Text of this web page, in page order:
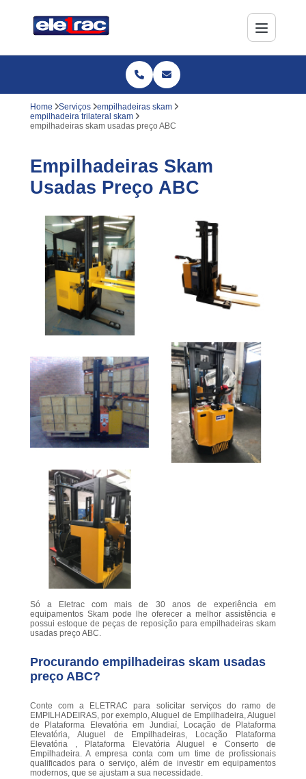
Home Serviços
empilhadeiras skam
empilhadeira trilateral skam
empilhadeiras skam usadas preço ABC
Empilhadeiras Skam
Usadas Preço ABC
Só a Eletrac com mais de 30 anos de experiência em
equipamentos Skam pode lhe oferecer a melhor assistência e
possui estoque de peças de reposição para empilhadeiras skam
usadas preço ABC.
Procurando empilhadeiras skam usadas
preço ABC?
Conte com a ELETRAC para solicitar serviços do ramo de
EMPILHADEIRAS, por exemplo, Aluguel de Empilhadeira, Aluguel
de Plataforma Elevatória em Jundiaí, Locação de Plataforma
Elevatória, Aluguel de Empilhadeiras, Locação Plataforma
Elevatória , Plataforma Elevatória Aluguel e Conserto de
Empilhadeira. A empresa conta com um time de profissionais
qualificados para o serviço, além de investir em equipamentos
modernos, que se ajustam a sua necessidade.